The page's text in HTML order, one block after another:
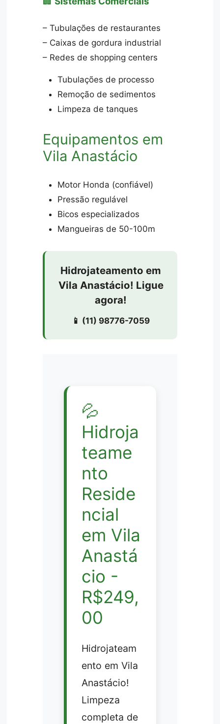
– Tubulações de restaurantes
– Caixas de gordura industrial
– Redes de shopping centers
Tubulações de processo
Remoção de sedimentos
Limpeza de tanques
Equipamentos em
Vila Anastácio
Motor Honda (confiável)
Pressão regulável
Bicos especializados
Mangueiras de 50-100m
Hidrojateamento em
Vila Anastácio! Ligue
agora!
📱 (11) 98776-7059
💦
Hidroja
teame
nto
Reside
ncial
em Vila
Anastá
cio -
R$249,
00
Hidrojateam
ento em Vila
Anastácio!
Limpeza
completa de